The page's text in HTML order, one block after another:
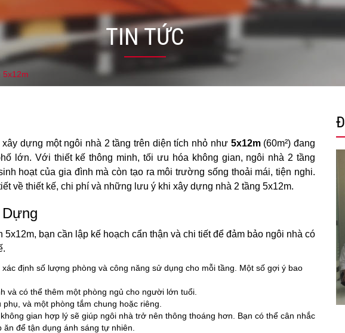
TIN TỨC
5x12m
dựng một ngôi nhà 2 tầng trên diện tích nhỏ như 5x12m(60m²) đang
lớn. Với thiết kế thông minh, tối ưu hóa không gian, ngôi nhà 2 tầng
hoạt của gia đình mà còn tạo ra môi trường sống thoải mái, tiện nghi.
về thiết kế, chi phí và những lưu ý khi xây dựng nhà 2 tầng 5x12m.
bạn cần lập kế hoạch cẩn thận và chi tiết để đảm bảo ngôi nhà có
định số lượng phòng và công năng sử dụng cho mỗi tầng. Một số gợi ý bao
và có thể thêm một phòng ngủ cho người lớn tuổi.
và một phòng tắm chung hoặc riêng.
gian hợp lý sẽ giúp ngôi nhà trở nên thông thoáng hơn. Bạn có thể cân nhắc
để tận dụng ánh sáng tự nhiên.